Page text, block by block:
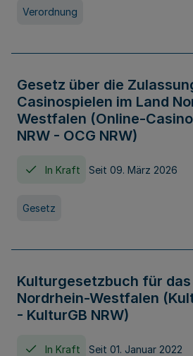
Verordnung
Gesetz über die
Casinospielen im Land
Westfalen (Online-
NRW - OCG NRW)
In Kraft Seit 09. März 2026
Gesetz
Kulturgesetzbuch für das
Nordrhein-Westfalen
- KulturGB NRW)
In Kraft Seit 01. Januar 2022